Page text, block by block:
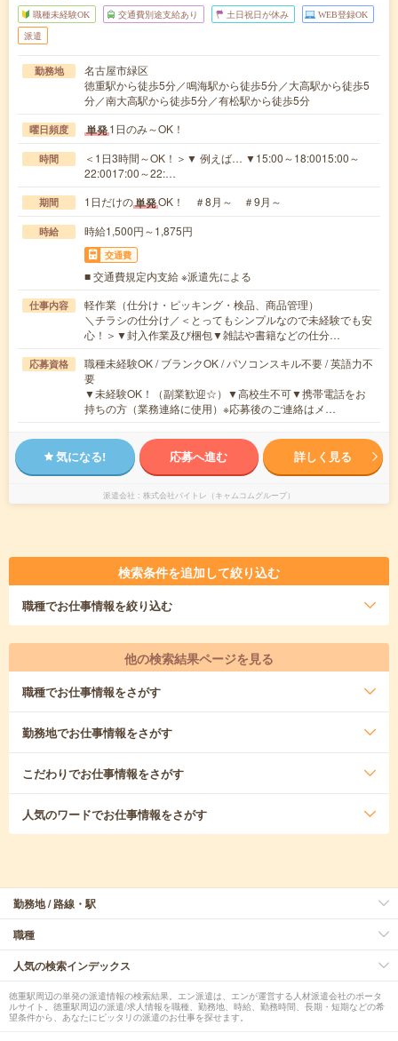
職種未経験OK 交通費別途支給あり 土日祝日が休み WEB登録OK
派遣
勤務地
名古屋市緑区
徳重駅から徒歩5分／鳴海駅から徒歩5分／大高駅から徒歩5
分／南大高駅から徒歩5分／有松駅から徒歩5分
曜日頻度 単発1日のみ～OK！
時間
＜1日3時間～OK！＞▼ 例えば… ▼15:00～18:0015:00～
22:0017:00～22:…
期間 1日だけの単発OK！ ＃8月～ ＃9月～
時給 時給1,500円～1,875円
交通費
■ 交通費規定内支給 ※派遣先による
仕事内容
軽作業（仕分け・ピッキング・検品、商品管理）
＼チラシの仕分け／＜とってもシンプルなので未経験でも安
心！＞▼封入作業及び梱包▼雑誌や書籍などの仕分…
応募資格
職種未経験OK / ブランクOK / パソコンスキル不要 / 英語力不
要
▼未経験OK！（副業歓迎☆）▼高校生不可▼携帯電話をお
持ちの方（業務連絡に使用）※応募後のご連絡はメ…
気になる! 応募へ進む 詳しく見る
派遣会社 株式会社バイトレ（キャムコムグループ）
検索条件を追加して絞り込む
職種でお仕事情報を絞り込む
他の検索結果ページを見る
職種でお仕事情報をさがす
勤務地でお仕事情報をさがす
こだわりでお仕事情報をさがす
人気のワードでお仕事情報をさがす
勤務地 / 路線・駅
職種
人気の検索インデックス
徳重駅周辺の単発の派遣情報の検索結果。エン派遣は、エンが運営する人材派遣会社のポータ
ルサイト。徳重駅周辺の派遣/求人情報を職種、勤務地、時給、勤務時間、長期・短期などの希
望条件から、あなたにピッタリの派遣のお仕事を探せます。